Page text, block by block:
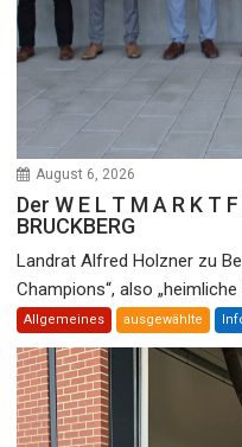
August 6, 2026
Der W E L T M A R K T
BRUCKBERG
Landrat Alfred Holzner zu
Champions“, also
Allgemeines ausgewählte